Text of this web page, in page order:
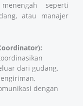
seperti
atau manajer
dari gudang.
dengan